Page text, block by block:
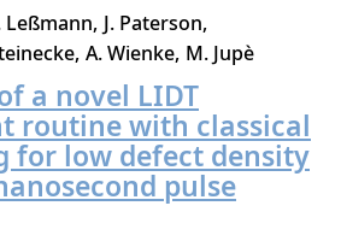
Leßmann J. Paterson
A. Wienke M. Jupè
a novel LIDT
routine with classical
for low defect density
pulse